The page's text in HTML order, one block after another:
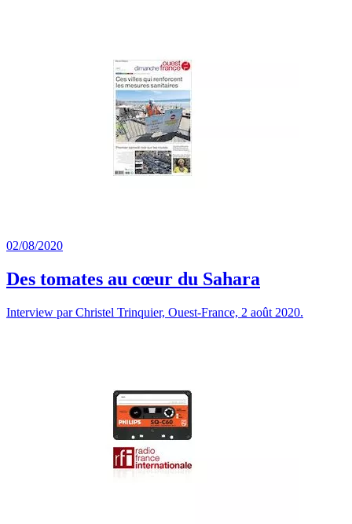
02/08/2020
Des tomates au cœur du Sahara
Interview par Christel Trinquier, Ouest-France, 2 août 2020.